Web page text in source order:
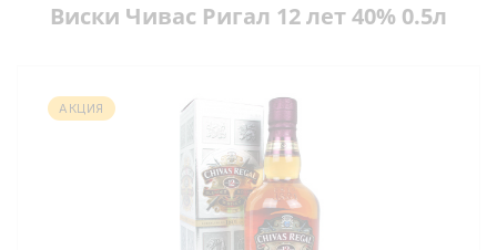
Виски Чивас Ригал 12 лет 40% 0.5л
АКЦИЯ